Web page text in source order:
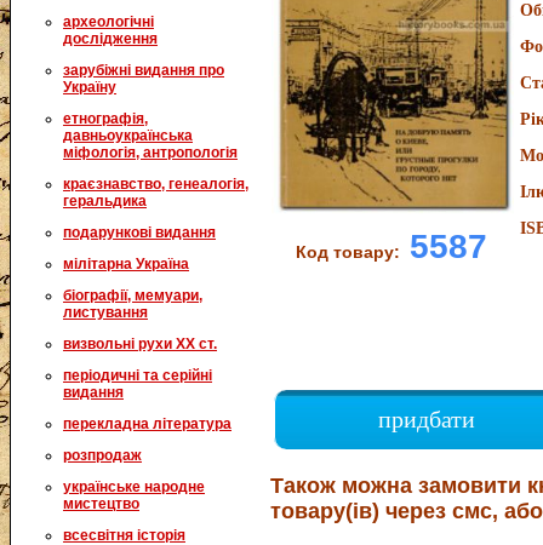
археологічні
дослідження
зарубіжні видання про
Україну
етнографія,
давньоукраїнська
міфологія, антропологія
краєзнавство, генеалогія,
геральдика
подарункові видання
мілітарна Україна
біографії, мемуари,
листування
визвольні рухи XX ст.
періодичні та серійні
видання
перекладна література
розпродаж
українське народне
мистецтво
всесвітня історія
Код товару: 5587
придбати
Також можна замовити
товару(ів) через смс,